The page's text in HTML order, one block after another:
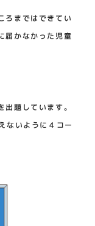
ろまではできてい
届かなかった児童
題しています。
ないように４コー